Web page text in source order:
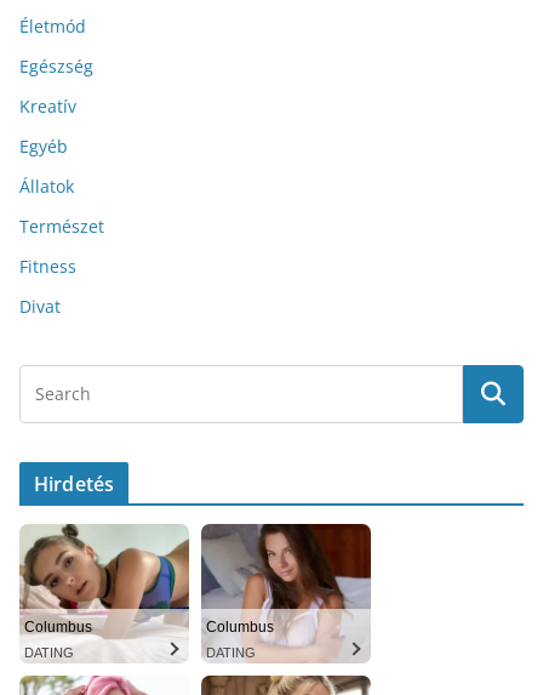
Életmód
Egészség
Kreatív
Egyéb
Állatok
Természet
Fitness
Divat
Hirdetés
Columbus
DATING
Columbus
DATING